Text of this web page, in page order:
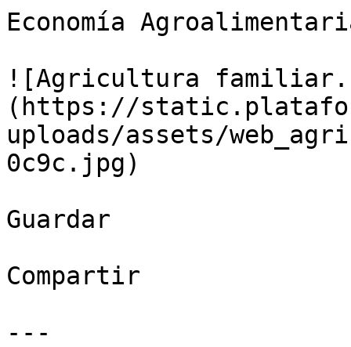
Economía
![Agricultura familiar.
(https://
uploads/assets/
0c9c.jpg)
Guardar
Compartir
---